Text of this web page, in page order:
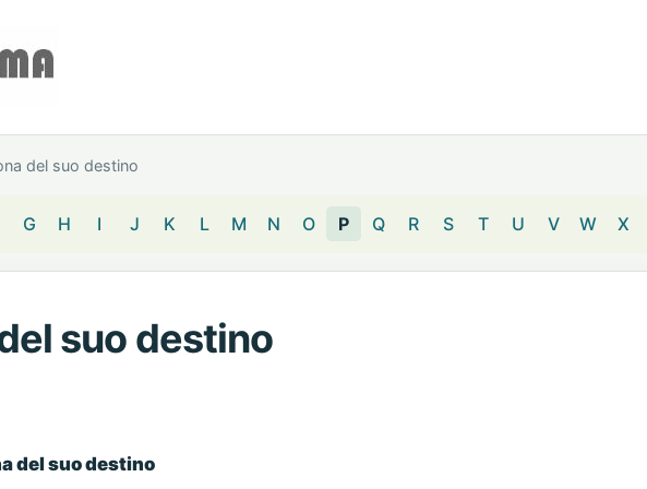
del suo destino
G H I J K L M N O P Q R S T U V W X
suo destino
del suo destino